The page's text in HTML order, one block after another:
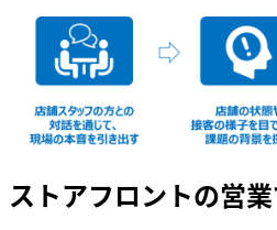
ストアフロントの営